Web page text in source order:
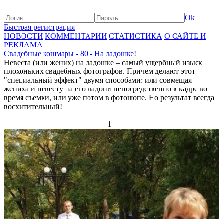
Ok
Быстрая регистрация
НОВОСТИ КОММЕНТАРИИ СТАТИСТИКА О САЙТЕ И
РЕКЛАМА
Свадебные кошмары - 80 - На ладошке!
Невеста (или жених) на ладошке – самый ущербный изыск
плохоньких свадебных фотографов. Причем делают этот
"специальный эффект" двумя способами: или совмещая
жениха и невесту на его ладони непосредственно в кадре во
время съемки, или уже потом в фотошопе. Но результат всегда
восхитительный!
1